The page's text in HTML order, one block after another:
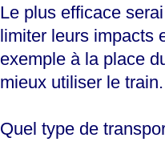
Le plus efficace
limiter leurs impacts
exemple à la place
mieux utiliser le train.
Quel type de